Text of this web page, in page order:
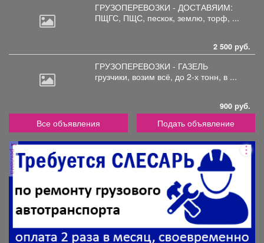
ГРУЗОПЕРЕВОЗКИ - ДОСТАВЯИМ:
ПЩГС, ПЩС, пескок, землю, торф, ...
2 500 руб.
ГРУЗОПЕРЕВОЗКИ - ГАЗЕЛЬ
грузчики, возим всё, до 2-х тонн, в ...
900 руб.
Все объявления Подать объявление
реклама